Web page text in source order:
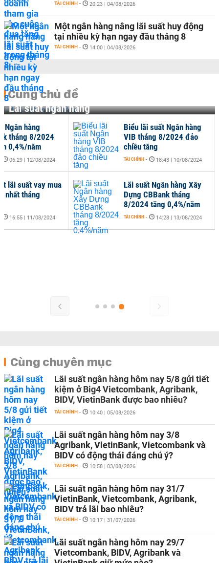
TÀI CHÍNH - 20:23 | 04/08/2026
Một ngân hàng nâng lãi suất huy động
tại nhiều kỳ hạn ngay đầu tháng 8
TÀI CHÍNH - 14:00 | 04/08/2026
Cùng chủ đề
Lãi suất ngân hàng
Lãi suất Ngân hàng Xây
Dựng CBBank tháng
8/2024 tăng 0,4%/năm
TÀI CHÍNH - 14:28 | 13/08/2024
Ngân hàng
tháng 8/2024
0,4%/năm
06:29 | 12/08/2024
lãi suất vay mua
nhất tháng
16:55 | 11/08/2024
Biểu lãi suất Ngân hàng
VIB tháng 8/2024 đảo
chiều tăng
TÀI CHÍNH - 18:43 | 10/08/2024
Cùng chuyên mục
Lãi suất ngân hàng hôm nay 5/8 gửi tiết
kiệm ở Big4 Vietcombank, Agribank,
BIDV, VietinBank được bao nhiêu?
TÀI CHÍNH - 10:40 | 05/08/2026
Lãi suất ngân hàng hôm nay 3/8
Agribank, VietinBank, Vietcombank và
BIDV có động thái đáng chú ý?
TÀI CHÍNH - 10:58 | 03/08/2026
Lãi suất ngân hàng hôm nay 31/7
VietinBank, Vietcombank, Agribank,
BIDV trả lãi bao nhiêu?
TÀI CHÍNH - 10:17 | 31/07/2026
Lãi suất ngân hàng hôm nay 29/7
Vietcombank, BIDV, Agribank và